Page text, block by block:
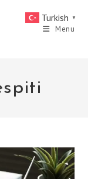
Menu
Turkish ▼